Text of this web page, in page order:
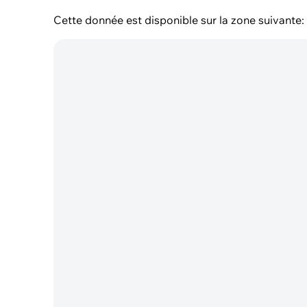
Cette donnée est disponible sur la zone suivante: